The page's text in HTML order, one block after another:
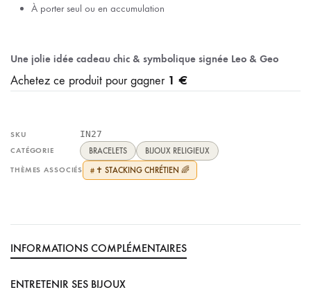
À porter seul ou en accumulation
Une jolie idée cadeau chic & symbolique signée Leo & Geo
Achetez ce produit pour gagner 1 €
SKU IN27
CATÉGORIE BRACELETS BIJOUX RELIGIEUX
THÈMES ASSOCIÉS # ✝️ STACKING CHRÉTIEN 🌈
INFORMATIONS COMPLÉMENTAIRES
ENTRETENIR SES BIJOUX